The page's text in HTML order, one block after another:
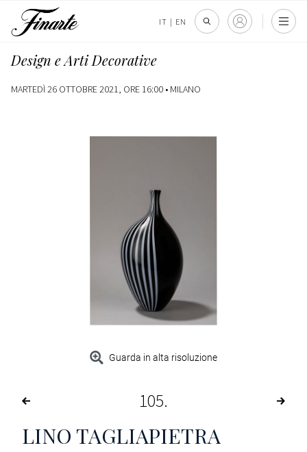
IT | EN
Design e Arti Decorative
MARTEDÌ 26 OTTOBRE 2021, ORE 16:00 • MILANO
Guarda in alta risoluzione
105
LINO TAGLIAPIETRA